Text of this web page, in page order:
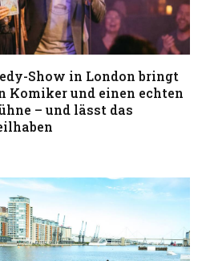
Show in London bringt
Komiker und einen echten
– und lässt das